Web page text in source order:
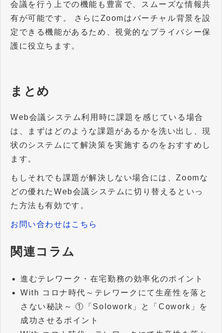
会議を行う上での機能も豊富で、スムーズな情報共
有が可能です。 さらにZoomはバーチャル背景を設
定できる機能があるため、視覚的なプライバシー保
護に役立ちます。
まとめ
Web会議システム利用時に課題を感じている場合
は、まずはどのような課題があるかを洗い出し、現
状のシステムにて解決策を実施するのをおすすめし
ます。
もしそれでも課題が解決しない場合には、Zoomな
どの優れたWeb会議システムに切り替えるといっ
た方法も有効です。
お問い合わせはこちら
関連コラム
進むテレワーク・在宅勤務の効率化のポイント
With コロナ時代～テレワークにて生産性を落と
さない秘訣～ ①「Solowork」と「Cowork」を
成功させるポイント